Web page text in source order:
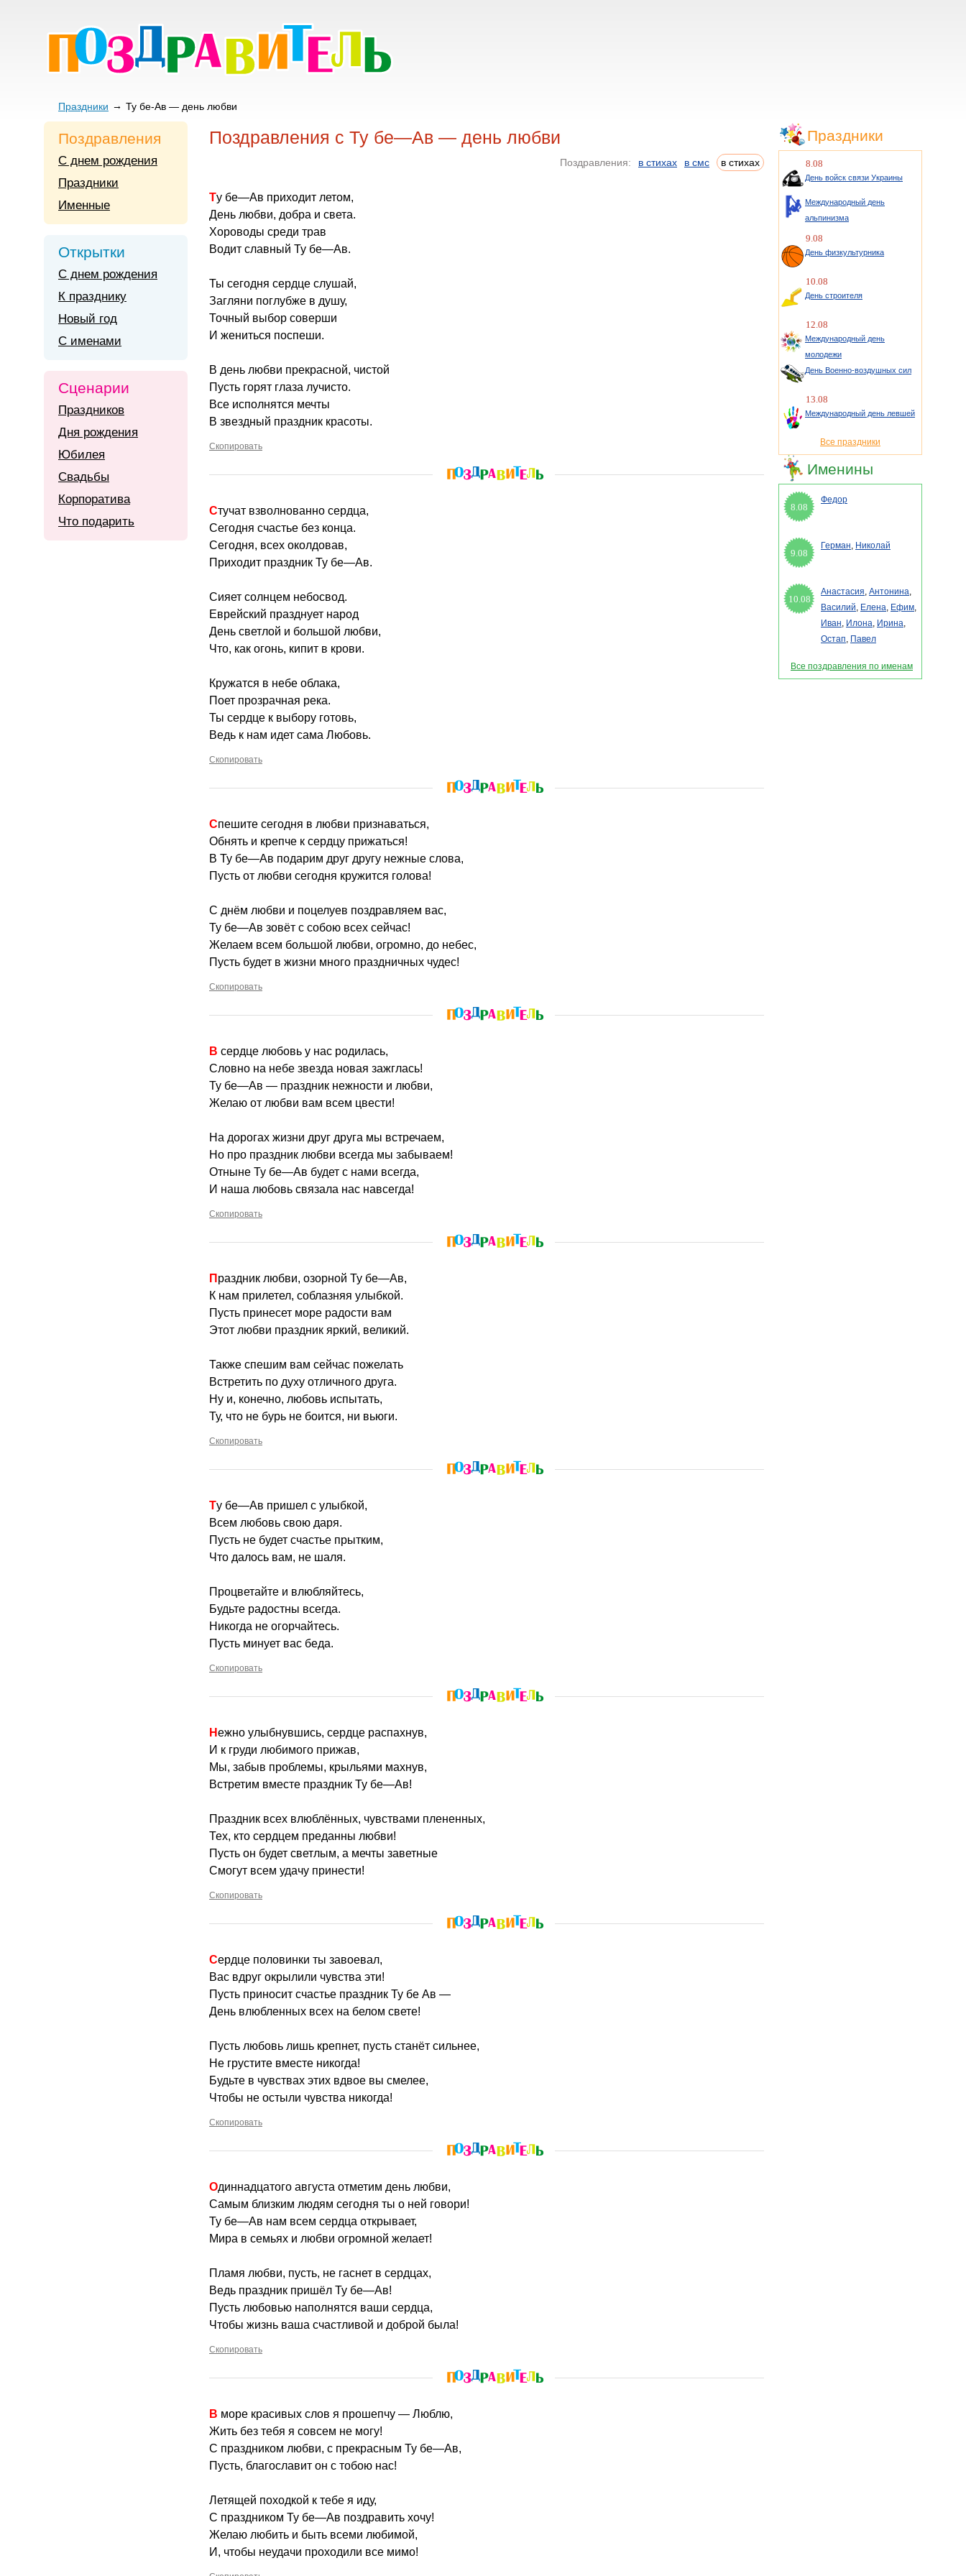
Праздники Ту бе-Ав — день любви
Поздравления с Ту бе—Ав — день любви
Поздравления: в стихах в смс в стихах
Ту бе—Ав приходит летом,
День любви, добра и света.
Хороводы среди трав
Водит славный Ту бе—Ав.
Ты сегодня сердце слушай,
Загляни поглубже в душу,
Точный выбор соверши
И жениться поспеши.
В день любви прекрасной, чистой
Пусть горят глаза лучисто.
Все исполнятся мечты
В звездный праздник красоты.
Скопировать
Стучат взволнованно сердца,
Сегодня счастье без конца.
Сегодня, всех околдовав,
Приходит праздник Ту бе—Ав.
Сияет солнцем небосвод.
Еврейский празднует народ
День светлой и большой любви,
Что, как огонь, кипит в крови.
Кружатся в небе облака,
Поет прозрачная река.
Ты сердце к выбору готовь,
Ведь к нам идет сама Любовь.
Скопировать
Спешите сегодня в любви признаваться,
Обнять и крепче к сердцу прижаться!
В Ту бе—Ав подарим друг другу нежные слова,
Пусть от любви сегодня кружится голова!
С днём любви и поцелуев поздравляем вас,
Ту бе—Ав зовёт с собою всех сейчас!
Желаем всем большой любви, огромно, до небес,
Пусть будет в жизни много праздничных чудес!
Скопировать
В сердце любовь у нас родилась,
Словно на небе звезда новая зажглась!
Ту бе—Ав — праздник нежности и любви,
Желаю от любви вам всем цвести!
На дорогах жизни друг друга мы встречаем,
Но про праздник любви всегда мы забываем!
Отныне Ту бе—Ав будет с нами всегда,
И наша любовь связала нас навсегда!
Скопировать
Праздник любви, озорной Ту бе—Ав,
К нам прилетел, соблазняя улыбкой.
Пусть принесет море радости вам
Этот любви праздник яркий, великий.
Также спешим вам сейчас пожелать
Встретить по духу отличного друга.
Ну и, конечно, любовь испытать,
Ту, что не бурь не боится, ни вьюги.
Скопировать
Ту бе—Ав пришел с улыбкой,
Всем любовь свою даря.
Пусть не будет счастье прытким,
Что далось вам, не шаля.
Процветайте и влюбляйтесь,
Будьте радостны всегда.
Никогда не огорчайтесь.
Пусть минует вас беда.
Скопировать
Нежно улыбнувшись, сердце распахнув,
И к груди любимого прижав,
Мы, забыв проблемы, крыльями махнув,
Встретим вместе праздник Ту бе—Ав!
Праздник всех влюблённых, чувствами плененных,
Тех, кто сердцем преданны любви!
Пусть он будет светлым, а мечты заветные
Смогут всем удачу принести!
Скопировать
Сердце половинки ты завоевал,
Вас вдруг окрылили чувства эти!
Пусть приносит счастье праздник Ту бе Ав —
День влюбленных всех на белом свете!
Пусть любовь лишь крепнет, пусть станёт сильнее,
Не грустите вместе никогда!
Будьте в чувствах этих вдвое вы смелее,
Чтобы не остыли чувства никогда!
Скопировать
Одиннадцатого августа отметим день любви,
Самым близким людям сегодня ты о ней говори!
Ту бе—Ав нам всем сердца открывает,
Мира в семьях и любви огромной желает!
Пламя любви, пусть, не гаснет в сердцах,
Ведь праздник пришёл Ту бе—Ав!
Пусть любовью наполнятся ваши сердца,
Чтобы жизнь ваша счастливой и доброй была!
Скопировать
В море красивых слов я прошепчу — Люблю,
Жить без тебя я совсем не могу!
С праздником любви, с прекрасным Ту бе—Ав,
Пусть, благославит он с тобою нас!
Летящей походкой к тебе я иду,
С праздником Ту бе—Ав поздравить хочу!
Желаю любить и быть всеми любимой,
И, чтобы неудачи проходили все мимо!
Поздравления
С днем рождения
Праздники
Именные
Открытки
С днем рождения
К празднику
Новый год
С именами
Сценарии
Праздников
Дня рождения
Юбилея
Свадьбы
Корпоратива
Что подарить
Праздники
8.08
День войск связи Украины
Международный день
альпинизма
9.08
День физкультурника
10.08
День строителя
12.08
Международный день
молодежи
День Военно-воздушных сил
13.08
Международный день левшей
Все праздники
Именины
8.08
Федор
9.08
Герман, Николай
10.08
Анастасия, Антонина,
Василий, Елена, Ефим,
Иван, Илона, Ирина,
Остап, Павел
Все поздравления по именам